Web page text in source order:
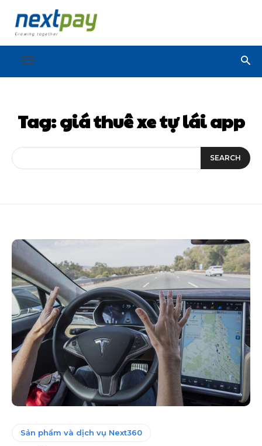
Tag:giá thuê xe tự lái app
SEARCH
Sản phẩm và dịch vụ Next360